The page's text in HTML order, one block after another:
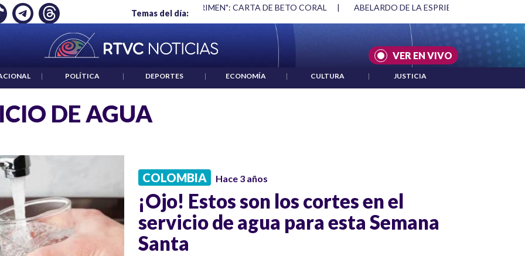
Temas del día:
EMPLEO: JP MORGAN "HABLAR NO ES UN CRIMEN": CARTA DE BETO CORAL | ABELARDO DE LA ESPRIELLA Y DMG
VER EN VIVO
| POLÍTICA | DEPORTES | ECONOMÍA | CULTURA | JUSTICIA
DE AGUA
COLOMBIA Hace 3 años
¡Ojo! Estos son los cortes en el
servicio de agua para esta Semana
Santa